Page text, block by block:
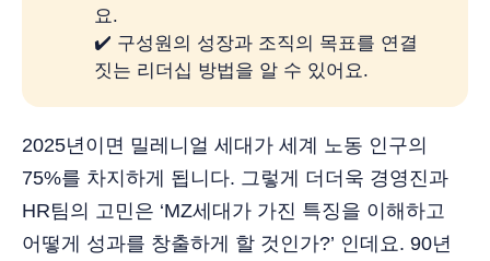
요.
✔️ 구성원의 성장과 조직의 목표를 연결
짓는 리더십 방법을 알 수 있어요.
2025년이면 밀레니얼 세대가 세계 노동 인구의
75%를 차지하게 됩니다. 그렇게 더더욱 경영진과
HR팀의 고민은 ‘MZ세대가 가진 특징을 이해하고
어떻게 성과를 창출하게 할 것인가?’ 인데요. 90년